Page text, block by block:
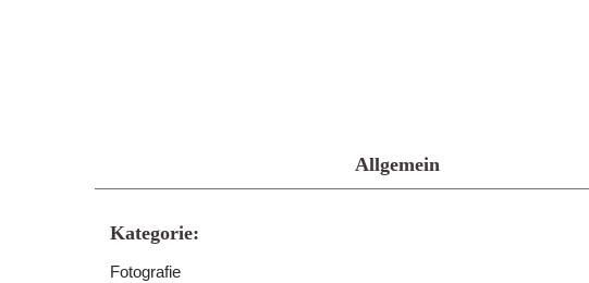
Allgemein
Kategorie:
Fotografie